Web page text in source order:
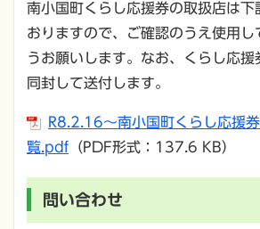
南小国町くらし応援券の取扱店は下
おりますので、ご確認のうえ使用し
うお願いします。なお、くらし応援
同封して送付します。
R8.2.16～南小国町くらし応援
覧.pdf （PDF形式：137.6 KB）
問い合わせ